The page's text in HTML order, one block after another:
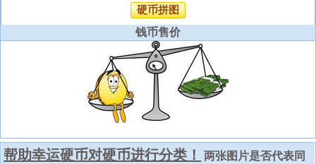
硬币拼图
钱币售价
帮助幸运硬币对硬币进行分类！
两张图片是否代表同